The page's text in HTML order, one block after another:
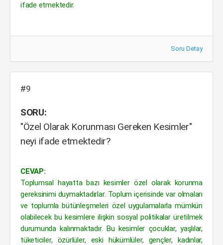
ifade etmektedir.
Soru Detay
#9
SORU:
"Özel Olarak Korunması Gereken Kesimler"
neyi ifade etmektedir?
CEVAP:
Toplumsal hayatta bazı kesimler özel olarak korunma
gereksinimi duymaktadırlar. Toplum içerisinde var olmaları
ve toplumla bütünleşmeleri özel uygulamalarla mümkün
olabilecek bu kesimlere ilişkin sosyal politikalar üretilmek
durumunda kalınmaktadır. Bu kesimler çocuklar, yaşlılar,
tüketiciler, özürlüler, eski hükümlüler, gençler, kadınlar,